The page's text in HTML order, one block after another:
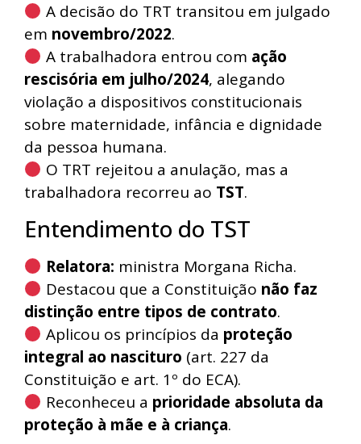
A decisão do TRT transitou em julgado
em novembro/2022.
A trabalhadora entrou com ação
rescisória em julho/2024, alegando
violação a dispositivos constitucionais
sobre maternidade, infância e dignidade
da pessoa humana.
O TRT rejeitou a anulação, mas a
trabalhadora recorreu ao TST.
Entendimento do TST
Relatora: ministra Morgana Richa.
Destacou que a Constituição não faz
distinção entre tipos de contrato.
Aplicou os princípios da proteção
integral ao nascituro (art. 227 da
Constituição e art. 1º do ECA).
Reconheceu a prioridade absoluta da
proteção à mãe e à criança.